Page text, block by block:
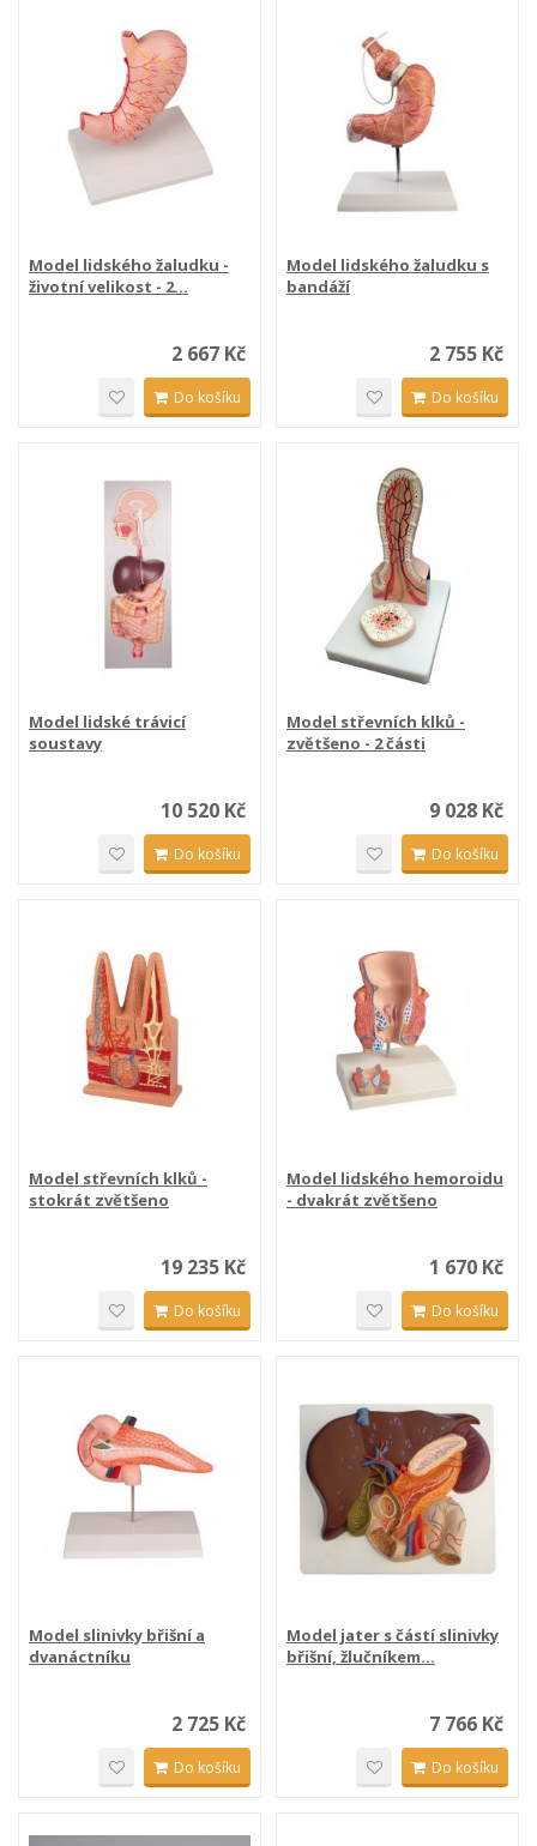
Model lidského žaludku -
životní velikost - 2...
2 667 Kč
Do košíku
Model lidského žaludku s
bandáží
2 755 Kč
Do košíku
Model lidské trávicí
soustavy
10 520 Kč
Do košíku
Model střevních klků -
zvětšeno - 2 části
9 028 Kč
Do košíku
Model střevních klků -
stokrát zvětšeno
19 235 Kč
Do košíku
Model lidského hemoroidu
- dvakrát zvětšeno
1 670 Kč
Do košíku
Model slinivky břišní a
dvanáctníku
2 725 Kč
Do košíku
Model jater s částí slinivky
břišní, žlučníkem...
7 766 Kč
Do košíku